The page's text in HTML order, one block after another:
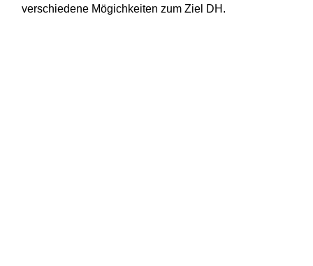
verschiedene Mögichkeiten zum Ziel DH.